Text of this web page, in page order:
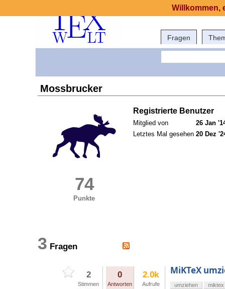
Fragen
Mossbrucker
74
Punkte
Registrierte Benutzer
Mitglied von
26 Jan
Letztes Mal gesehen 20 Dez
3 Fragen
2
Stimmen
0
Antworten
2.0k
Aufrufe
MiKTeX
umziehen miktex
Willkommen,